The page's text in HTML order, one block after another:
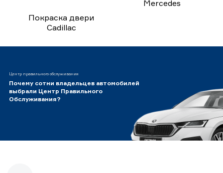
Покраска двери
Cadillac
Mercedes
Центр правильного обслуживания
Почему сотни владельцев автомобилей
выбрали Центр Правильного
Обслуживания?